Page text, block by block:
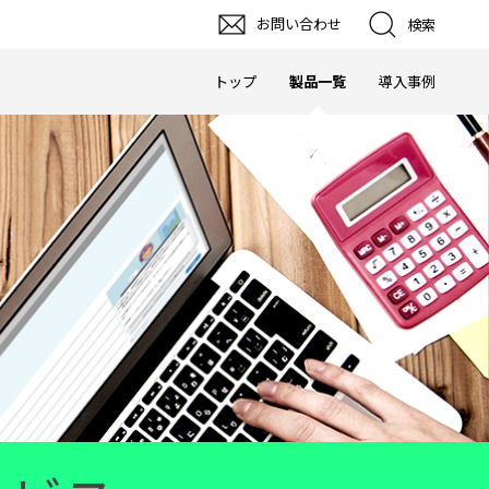
お問い合わせ 検索
トップ 製品一覧 導入事例